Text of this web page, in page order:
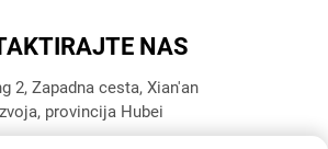
NAS
2, Zapadna cesta, Xian'an
provincija Hubei